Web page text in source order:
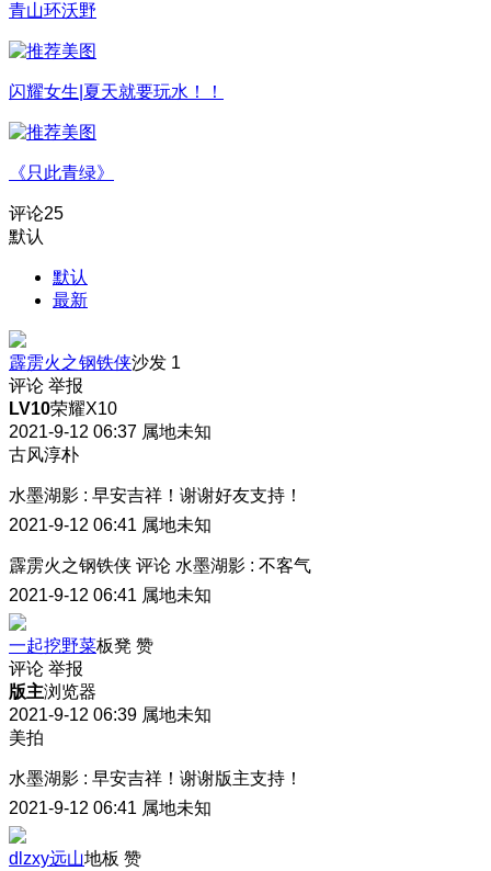
青山环沃野
闪耀女生|夏天就要玩水！！
《只此青绿》
评论25
默认
默认
最新
霹雳火之钢铁侠沙发 1
评论 举报
LV10荣耀X10
2021-9-12 06:37 属地未知
古风淳朴
水墨湖影 : 早安吉祥！谢谢好友支持！
2021-9-12 06:41 属地未知
霹雳火之钢铁侠 评论 水墨湖影 : 不客气
2021-9-12 06:41 属地未知
一起挖野菜板凳 赞
评论 举报
版主浏览器
2021-9-12 06:39 属地未知
美拍
水墨湖影 : 早安吉祥！谢谢版主支持！
2021-9-12 06:41 属地未知
dlzxy远山地板 赞